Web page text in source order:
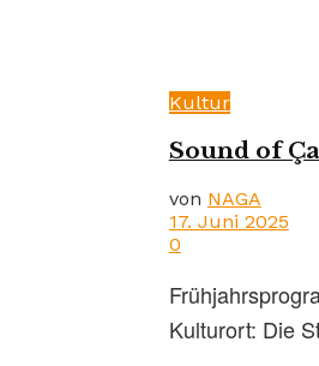
Kultur
Sound of
von NAGA
17. Juni 2025
0
Kulturort: Die